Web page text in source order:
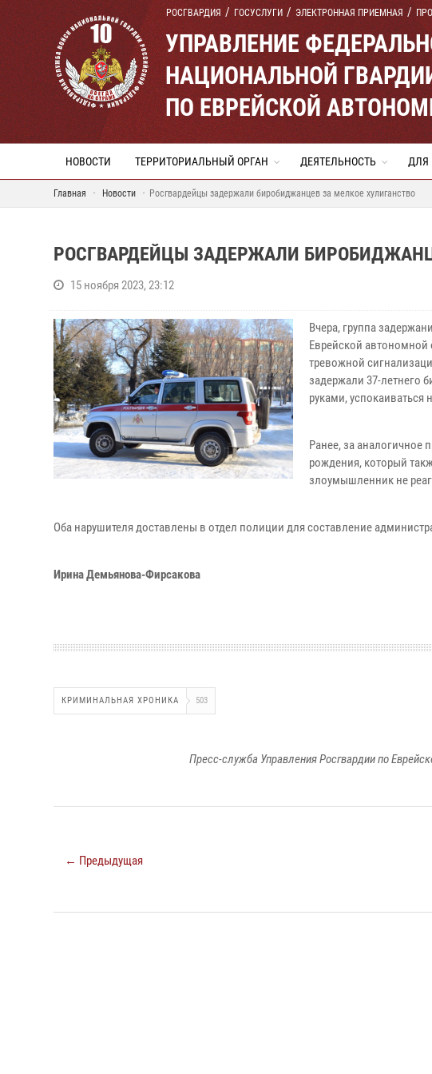
РОСГВАРДИЯ ГОСУСЛУГИ ЭЛЕКТРОННАЯ ПРИЕМНАЯ
УПРАВЛЕНИЕ
НАЦИОНАЛЬНОЙ
ПО ЕВРЕЙСКОЙ
НОВОСТИ ТЕРРИТОРИАЛЬНЫЙ ОРГАН ДЕЯТЕЛЬНОСТЬ ДЛЯ
Главная Новости Росгвардейцы задержали биробиджанцев за мелкое хулиганство
РОСГВАРДЕЙЦЫ ЗАДЕРЖАЛИ
15 ноября 2023, 23:12
Вчера, группа
Еврейской автономной
тревожной
задержали 37-летнего
руками, успокаиваться
Ранее, за аналогичное
рождения, который
злоумышленник не
Оба нарушителя доставлены в отдел полиции для составление
Ирина Демьянова-Фирсакова
КРИМИНАЛЬНАЯ ХРОНИКА 503
Пресс-служба Управления Росгвардии по
← Предыдущая